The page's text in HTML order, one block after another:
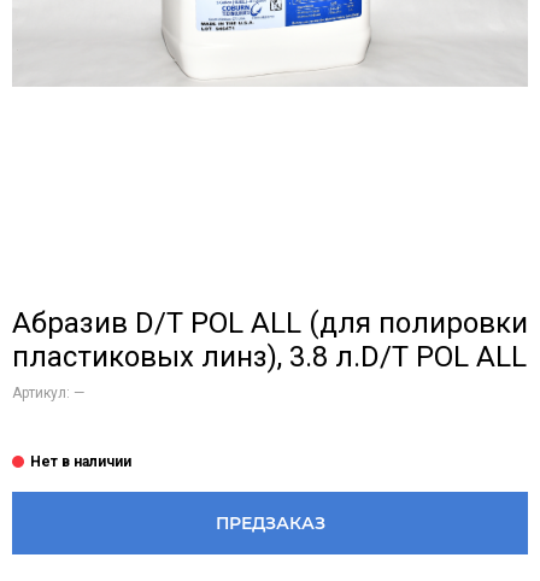
Абразив D/T POL ALL (для полировки
пластиковых линз), 3.8 л.D/T POL ALL
Артикул: —
ПРЕДЗАКАЗ